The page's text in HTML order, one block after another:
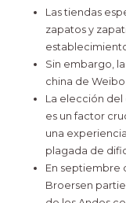
Las tiendas
zapatos y
Sin embargo,
china de Weibo
La elección
es un factor
una
plagada de
En septiembre
Broersen